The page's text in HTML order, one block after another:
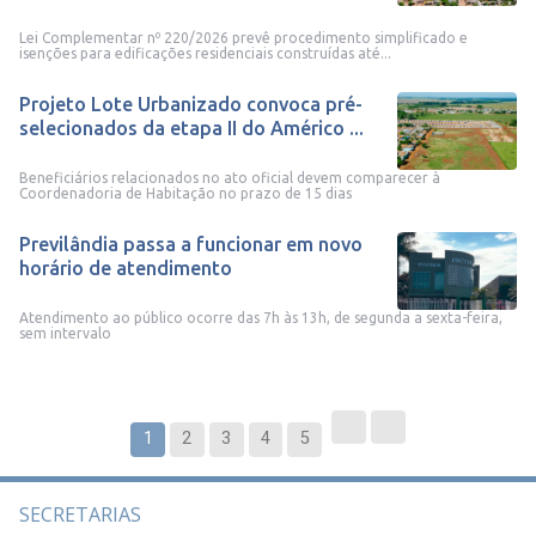
Lei Complementar nº 220/2026 prevê procedimento simplificado e
isenções para edificações residenciais construídas até...
Projeto Lote Urbanizado convoca pré-
selecionados da etapa II do Américo ...
Beneficiários relacionados no ato oficial devem comparecer à
Coordenadoria de Habitação no prazo de 15 dias
Previlândia passa a funcionar em novo
horário de atendimento
Atendimento ao público ocorre das 7h às 13h, de segunda a sexta-feira,
sem intervalo
1 2 3 4 5
SECRETARIAS